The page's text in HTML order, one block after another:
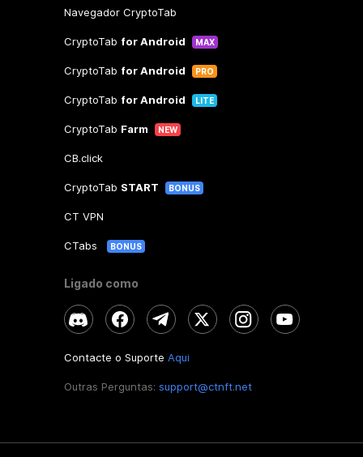
Navegador CryptoTab
CryptoTab for Android MAX
CryptoTab for Android PRO
CryptoTab for Android LITE
CryptoTab Farm NEW
CB.click
CryptoTab START BONUS
CT VPN
CTabs BONUS
Ligado como
Contacte o Suporte Aqui
Outras Perguntas: support@ctnft.net